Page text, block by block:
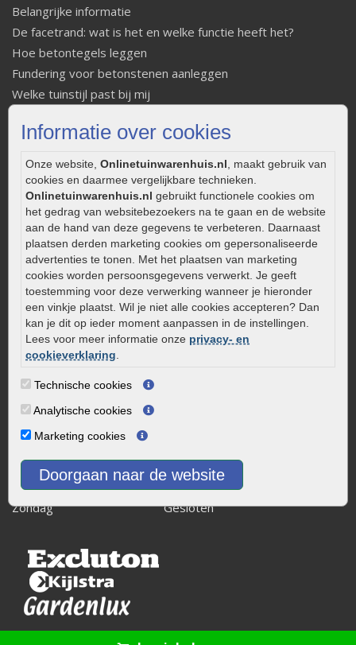
Informatie over cookies
Onze website, Onlinetuinwarenhuis.nl , maakt gebruik van
cookies en daarmee vergelijkbare technieken.
Onlinetuinwarenhuis.nl gebruikt functionele cookies om
het gedrag van websitebezoekers na te gaan en de website
aan de hand van deze gegevens te verbeteren. Daarnaast
plaatsen derden marketing cookies om gepersonaliseerde
advertenties te tonen. Met het plaatsen van marketing
cookies worden persoonsgegevens verwerkt. Je geeft
toestemming voor deze verwerking wanneer je hieronder
een vinkje plaatst. Wil je niet alle cookies accepteren? Dan
kan je dit op ieder moment aanpassen in de instellingen.
Lees voor meer informatie onze privacy- en
cookieverklaring
Technische cookies
Analytische cookies
Marketing cookies
Doorgaan naar de website
Belangrijke informatie
De facetrand: wat is het en welke functie heeft het?
Hoe betontegels leggen
Fundering voor betonstenen aanleggen
Welke tuinstijl past bij mij
Legverbanden gebakken bestrating
Onderhoud van gebakken bestrating
Aanlegtips voor gebakken bestrating
Zelf een terras aanleggen
Kleine stadstuin inrichten
0320 – 219170
Kaapstanderweg 41
8243 RB Lelystad
info@onlinetuinwarenhuis.nl
Routebeschrijving
Openingstijden
Maandag
Dinsdag
Vrijdag
08:00 - 17:00
Zaterdag
08:00 - 15.00
Zondag
Gesloten